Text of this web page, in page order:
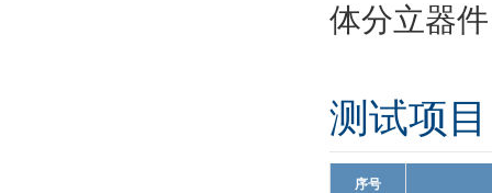
体分立器件
测试项
序号